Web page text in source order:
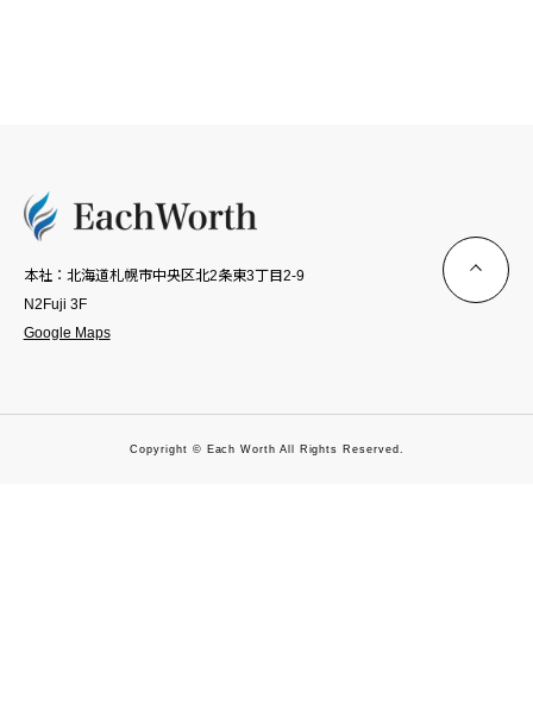
本社：北海道札幌市中央区北2条東3丁目2-9
N2Fuji 3F
Google Maps
Copyright © Each Worth All Rights Reserved.